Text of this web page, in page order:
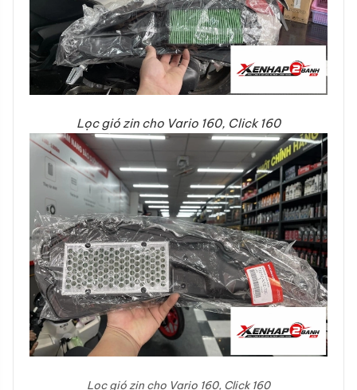
Lọc gió zin cho Vario 160, Click 160
Lọc gió zin cho Vario 160, Click 160